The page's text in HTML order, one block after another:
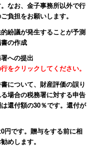
なお、金子事務所以外で行
負担をお願いします。
紛議が発生することが予測
の作成
署への提出
をクリックしてください。
について、財産評価の誤り
場合の税務署に対する申告
付額の30％です。還付が
です。贈与をする前に相
めします。